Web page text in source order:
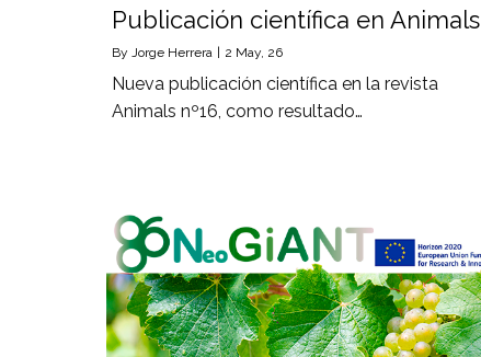
Publicación científica en Animals
By Jorge Herrera 2 May, 26
Nueva publicación científica en la revista
Animals nº16, como resultado…